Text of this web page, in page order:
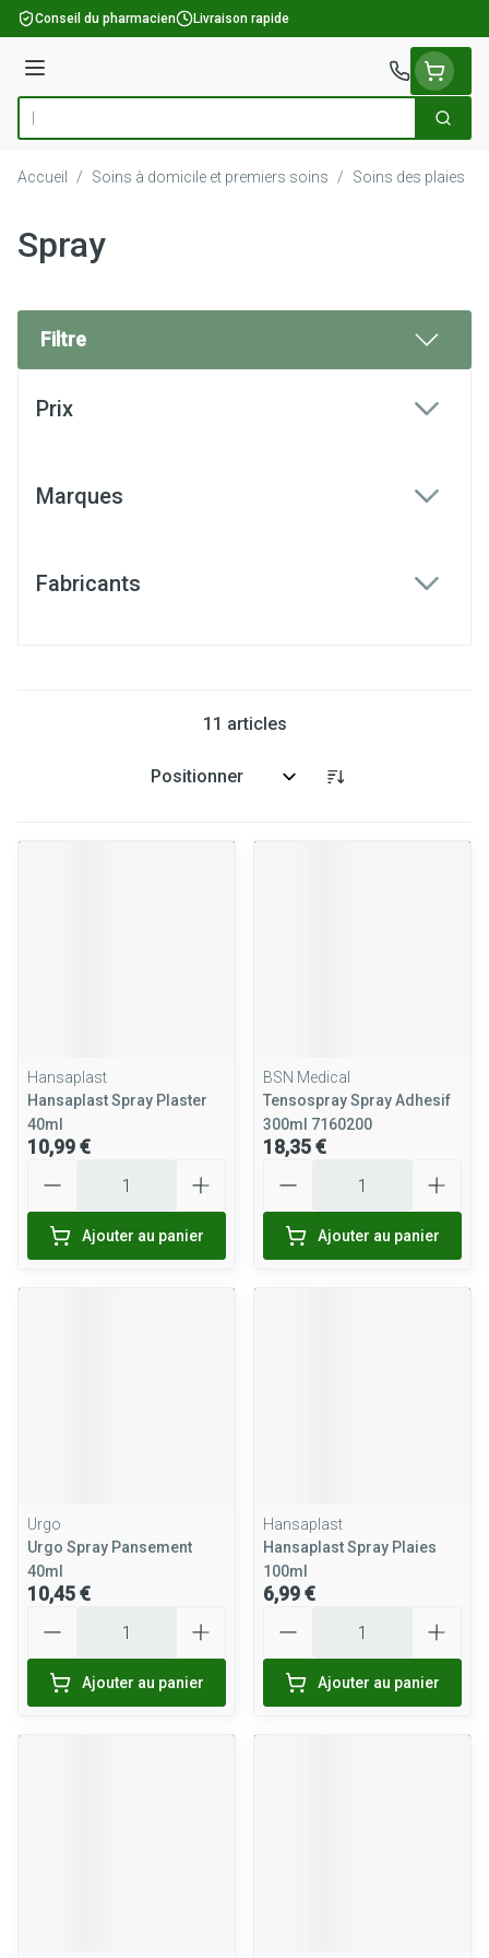
Aller au contenu
Conseil du pharmacien Livraison rapide
Menu
Rechercher
Accueil / Soins à domicile et premiers soins / Soins des plaies
Spray
Filtre
Prix
Marques
Fabricants
11 articles
Trier par:
Hansaplast
Hansaplast Spray Plaster
40ml
10,99 €
Ajouter au panier
BSN Medical
Tensospray Spray Adhesif
300ml 7160200
18,35 €
Ajouter au panier
Urgo
Urgo Spray Pansement
40ml
10,45 €
Ajouter au panier
Hansaplast
Hansaplast Spray Plaies
100ml
6,99 €
Ajouter au panier